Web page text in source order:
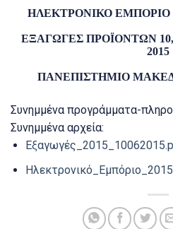
ΗΛΕΚΤΡΟΝΙΚΟ ΕΜΠΟΡΙΟ
ΕΞΑΓΩΓΕΣ ΠΡΟΪΟΝΤΩΝ
2015
ΠΑΝΕΠΙΣΤΗΜΙΟ
Συνημμένα προγράμματα-
Συνημμένα αρχεία: